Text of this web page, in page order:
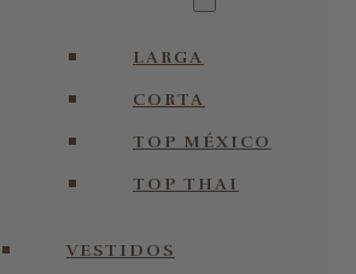
LARGA
CORTA
TOP MÉXICO
TOP THAI
VESTIDOS